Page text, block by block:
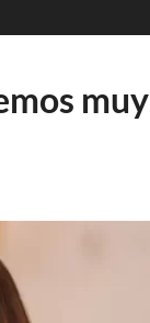
muy